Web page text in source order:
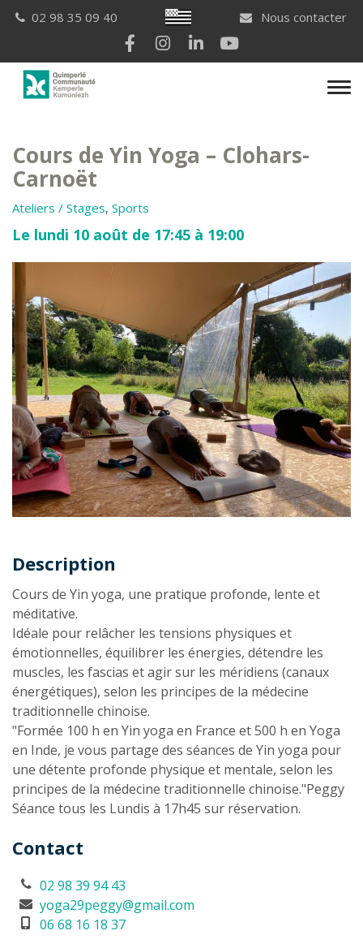
Breton
02 98 35 09 40
Nous contacter
Lien vers le compte Facebook
Lien vers le compte Instagram
Lien vers le compte
Cours de Yin Yoga – Clohars-
Carnoët
Ateliers / Stages, Sports
Le lundi 10 août de 17:45 à 19:00
Description
Description
Cours de Yin yoga, une pratique profonde, lente et
méditative.
Idéale pour relâcher les tensions physiques et
émotionnelles, équilibrer les énergies, détendre les
muscles, les fascias et agir sur les méridiens (canaux
énergétiques), selon les principes de la médecine
traditionnelle chinoise.
"Formée 100 h en Yin yoga en France et 500 h en Yoga
en Inde, je vous partage des séances de Yin yoga pour
une détente profonde physique et mentale, selon les
principes de la médecine traditionnelle chinoise."Peggy
Séance tous les Lundis à 17h45 sur réservation.
Contact
02 98 39 94 43
yoga29peggy@gmail.com
06 68 16 18 37